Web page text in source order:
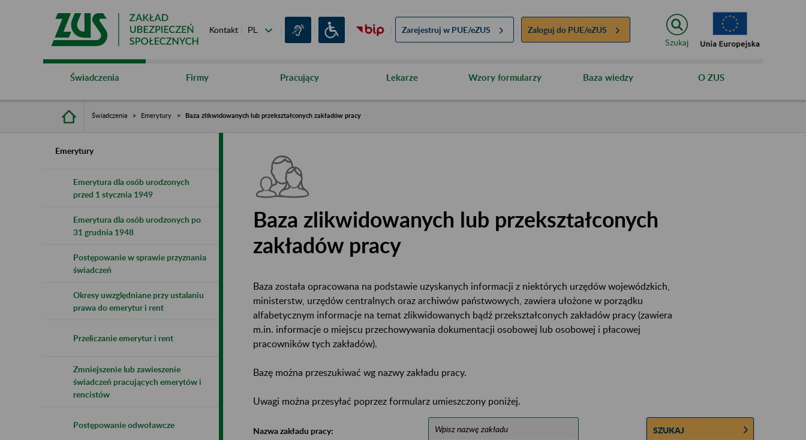
Kontakt Zarejestruj w PUE/eZUS Zaloguj do PUE/eZUS
Szukaj
Świadczenia Firmy Pracujący Lekarze Wzory formularzy Baza wiedzy O ZUS
Świadczenia Emerytury Baza zlikwidowanych lub przekształconych zakładów pracy
Emerytury
Emerytura dla osób urodzonych
przed 1 stycznia 1949
Emerytura dla osób urodzonych po
31 grudnia 1948
Postępowanie w sprawie przyznania
świadczeń
Okresy uwzględniane przy ustalaniu
prawa do emerytur i rent
Przeliczanie emerytur i rent
Zmniejszenie lub zawieszenie
świadczeń pracujących emerytów i
rencistów
Postępowanie odwoławcze
Baza zlikwidowanych lub przekształconych
zakładów pracy
Baza została opracowana na podstawie uzyskanych informacji z niektórych urzędów wojewódzkich,
ministerstw, urzędów centralnych oraz archiwów państwowych, zawiera ułożone w porządku
alfabetycznym informacje na temat zlikwidowanych bądź przekształconych zakładów pracy (zawiera
m.in. informacje o miejscu przechowywania dokumentacji osobowej lub osobowej i płacowej
pracowników tych zakładów).
Bazę można przeszukiwać wg nazwy zakładu pracy.
Uwagi można przesyłać poprzez formularz umieszczony poniżej.
Nazwa zakładu pracy: SZUKAJ